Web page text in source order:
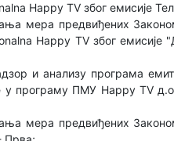
Happy TV због емисије
мера предвиђених
Happy TV због емисије
и анализу програма
у програму ПМУ Happy TV
мера предвиђених